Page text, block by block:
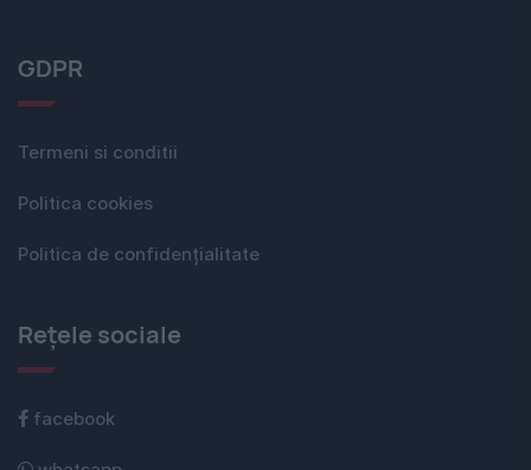
GDPR
Termeni si conditii
Politica cookies
Politica de confidențialitate
Rețele sociale
facebook